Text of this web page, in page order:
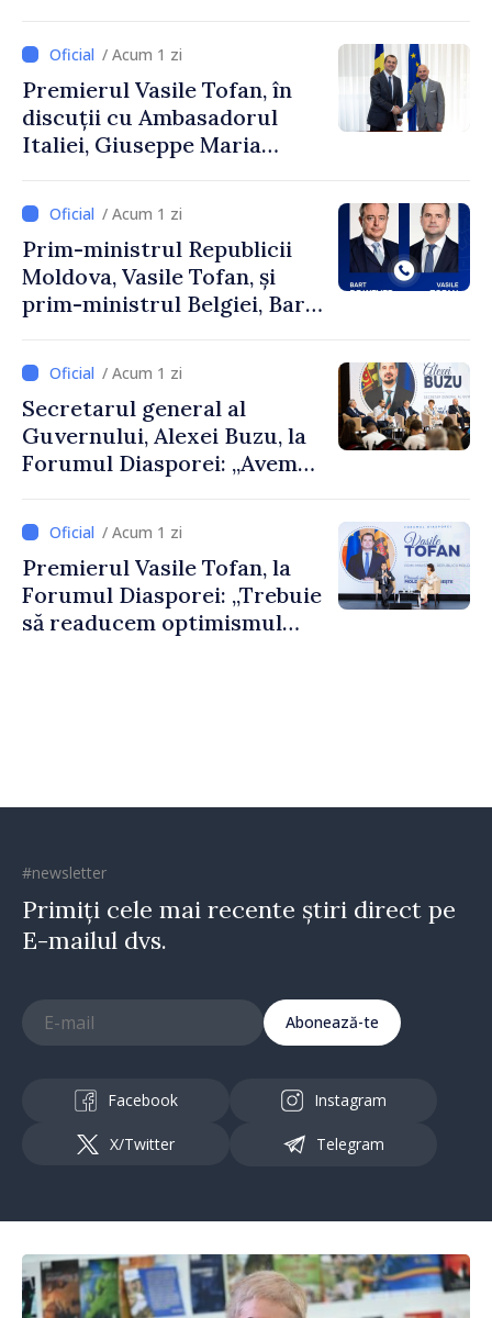
Uygar Mustafa Sertel
/ Acum 1 zi
Premierul Vasile Tofan, în
discuții cu Ambasadorul
Italiei, Giuseppe Maria
/ Acum 1 zi
Prim-ministrul Republicii
Moldova, Vasile Tofan, și
prim-ministrul Belgiei, Bart
despre parcursul european
al Republicii Moldova.
/ Acum 1 zi
Secretarul general al
Guvernului, Alexei Buzu, la
Forumul Diasporei: „Avem
dumneavoastră pentru a
construi comunități mai
puternice”
/ Acum 1 zi
Premierul Vasile Tofan, la
Forumul Diasporei: „Trebuie
să readucem optimismul
#newsletter
Primiți cele mai recente știri direct pe
E-mailul dvs.
Abonează-te
Facebook Instagram
X/Twitter Telegram